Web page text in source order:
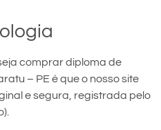
comprar diploma de
– PE é que o nosso site
e segura, registrada pelo